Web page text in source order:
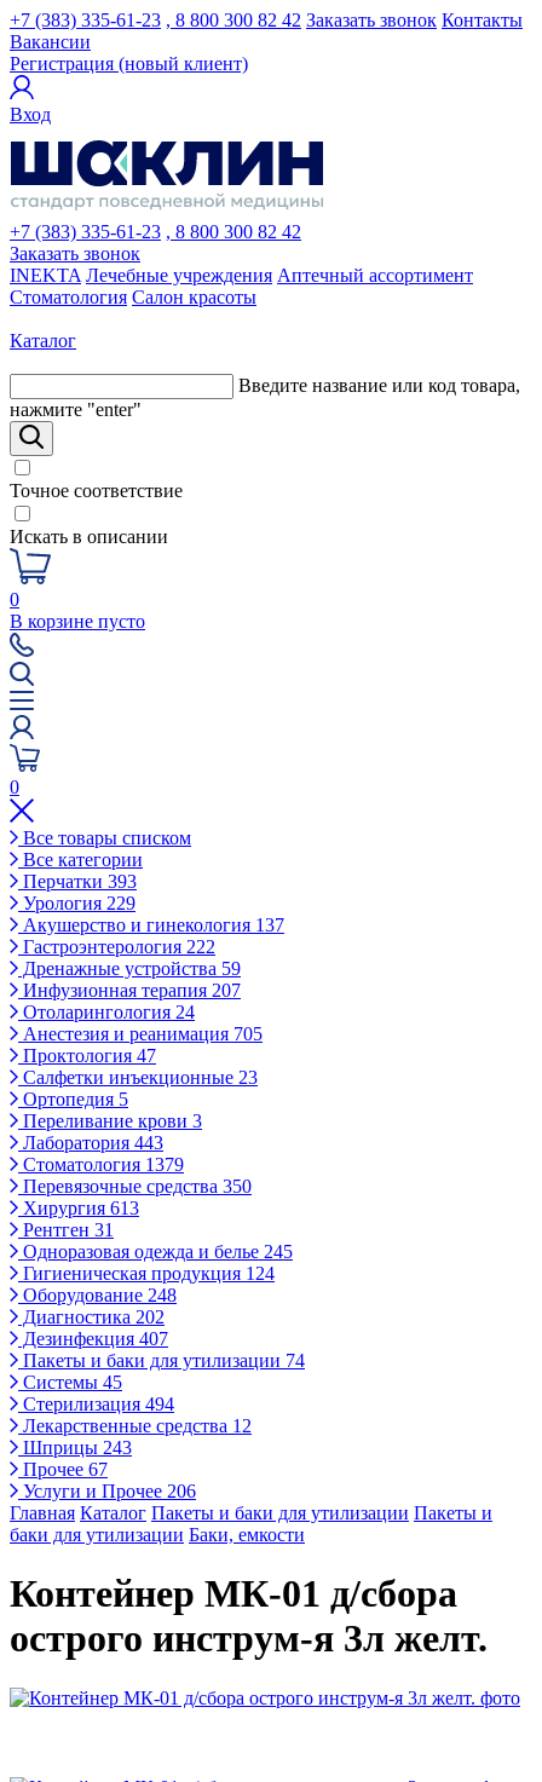
+7 (383) 335-61-23 , 8 800 300 82 42 Заказать звонок Контакты
Вакансии
Регистрация (новый клиент)
Вход
+7 (383) 335-61-23 , 8 800 300 82 42
Заказать звонок
INEKTA Лечебные учреждения Аптечный ассортимент
Стоматология Салон красоты
Каталог
Введите название или код товара,
нажмите "enter"
Точное соответствие
Искать в описании
0
В корзине пусто
0
Все товары списком
Все категории
Перчатки 393
Урология 229
Акушерство и гинекология 137
Гастроэнтерология 222
Дренажные устройства 59
Инфузионная терапия 207
Отоларингология 24
Анестезия и реанимация 705
Проктология 47
Салфетки инъекционные 23
Ортопедия 5
Переливание крови 3
Лаборатория 443
Стоматология 1379
Перевязочные средства 350
Хирургия 613
Рентген 31
Одноразовая одежда и белье 245
Гигиеническая продукция 124
Оборудование 248
Диагностика 202
Дезинфекция 407
Пакеты и баки для утилизации 74
Системы 45
Стерилизация 494
Лекарственные средства 12
Шприцы 243
Прочее 67
Услуги и Прочее 206
Главная Каталог Пакеты и баки для утилизации Пакеты и
баки для утилизации Баки, емкости
Контейнер МК-01 д/сбора
острого инструм-я 3л желт.